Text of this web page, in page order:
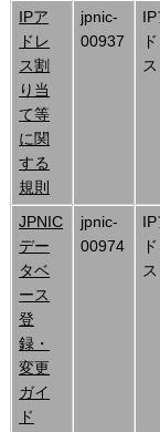
IPア
ドレ
ス割
り当
て等
に関
する
規則
jpnic-
00937
IP
ス
JPNIC
デー
タベ
ース
登
録・
変更
ガイ
ド
jpnic-
00974
IP
ス